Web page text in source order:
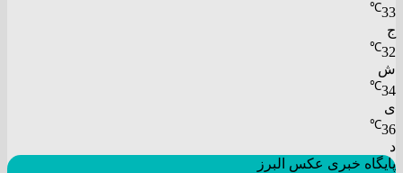
33
℃
ج
32
℃
ش
34
℃
ی
36
℃
د
پایگاه خبری عکس البرز